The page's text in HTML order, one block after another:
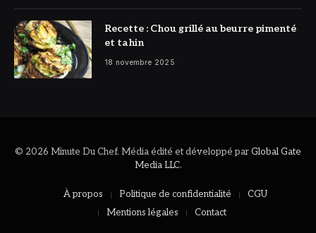
Recette : Chou grillé au beurre pimenté
et tahin
18 novembre 2025
© 2026 Minute Du Chef. Média édité et développé parGlobal Gate
Media LLC.
À propos Politique de confidentialité
CGU
Mentions légales
Contact